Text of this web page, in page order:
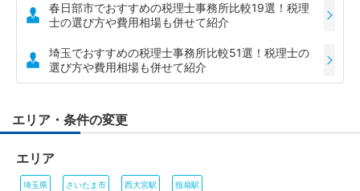
春日部市でおすすめの税理士事務所比較19選！税理
士の選び方や費用相場も併せて紹介
埼玉でおすすめの税理士事務所比較51選！税理士の
選び方や費用相場も併せて紹介
エリア・条件の変更
エリア
埼玉県 さいたま市 西大宮駅 指扇駅